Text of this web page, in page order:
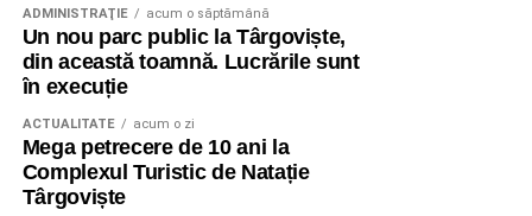
ADMINISTRAŢIE acum o săptămână
Un nou parc public la Târgoviște,
din această toamnă. Lucrările sunt
în execuție
ACTUALITATE acum o zi
Mega petrecere de 10 ani la
Complexul Turistic de Natație
Târgoviște